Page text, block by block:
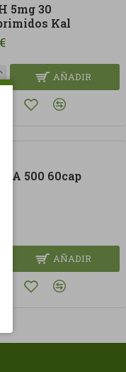
5mg 30
Kal
AÑADIR
500 60cap
AÑADIR